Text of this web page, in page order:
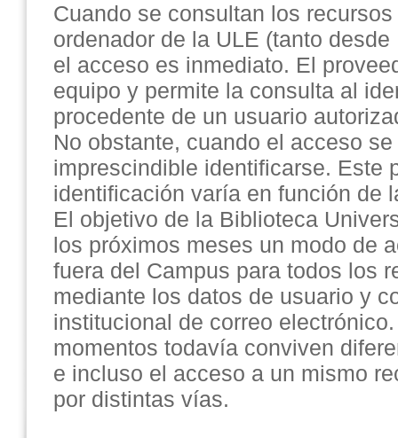
Cuando se consultan los
ordenador de la ULE (tanto
el acceso es inmediato. El
equipo y permite la consulta al
procedente de un usuario
No obstante, cuando el acceso
imprescindible identificarse. Este
identificación varía en función de
El objetivo de la Biblioteca
los próximos meses un modo de
fuera del Campus para todos los
mediante los datos de usuario y
institucional de correo
momentos todavía conviven
e incluso el acceso a un mismo
por distintas vías.